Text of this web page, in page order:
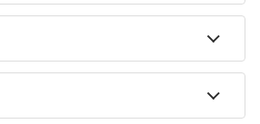
Als u op zoek bent naar luxe
Prahova u veel te bieden. In deze
nodig heeft tijdens uw vakantie of
geweldige accommodaties in District
faciliteiten voor gehandicapten en
baby’s, jonge kinderen of huisdieren.